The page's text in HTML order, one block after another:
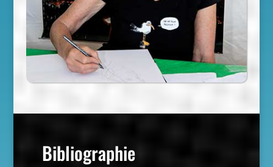
Bibliographie